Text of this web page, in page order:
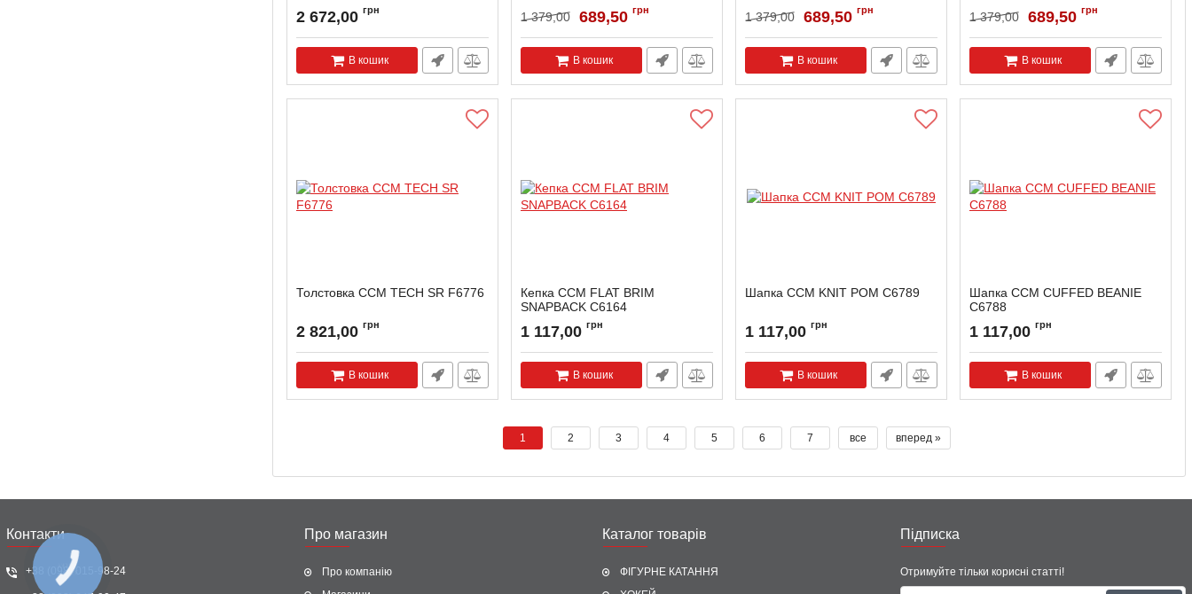
2 672,00 грн
В кошик
1 379,00
689,50 грн
В кошик
1 379,00
689,50 грн
В кошик
1 379,00
689,50 грн
В кошик
Толстовка ССМ TECH SR F6776
2 821,00 грн
В кошик
Кепкa CCM FLAT BRIM
SNAPBACK C6164
C6164
1 117,00 грн
В кошик
Шапка CCM KNIT POM C6789
1 117,00 грн
В кошик
Шапка CCM CUFFED BEANIE
C6788
1 117,00 грн
В кошик
1 2 3 4 5 6 7 все вперед »
Контакти
+38 (098) 015-98-24
Про магазин
Про компанію
Каталог товарів
ФІГУРНЕ КАТАННЯ
Підписка
Отримуйте тільки корисні статті!